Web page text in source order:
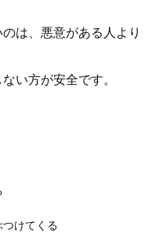
は、悪意がある人より
い方が安全です。
けてくる